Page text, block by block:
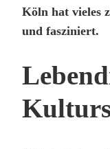
Köln hat vieles
und fasziniert.